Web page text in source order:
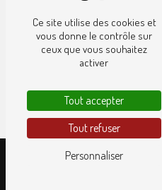
Thérapie parent / enfant
Séance de développement
Prévention
- 2026 - Tous droits
des
Ce site utilise des cookies et
vous donne le contrôle sur
ceux que vous souhaitez
activer
Tout accepter
Tout refuser
Personnaliser